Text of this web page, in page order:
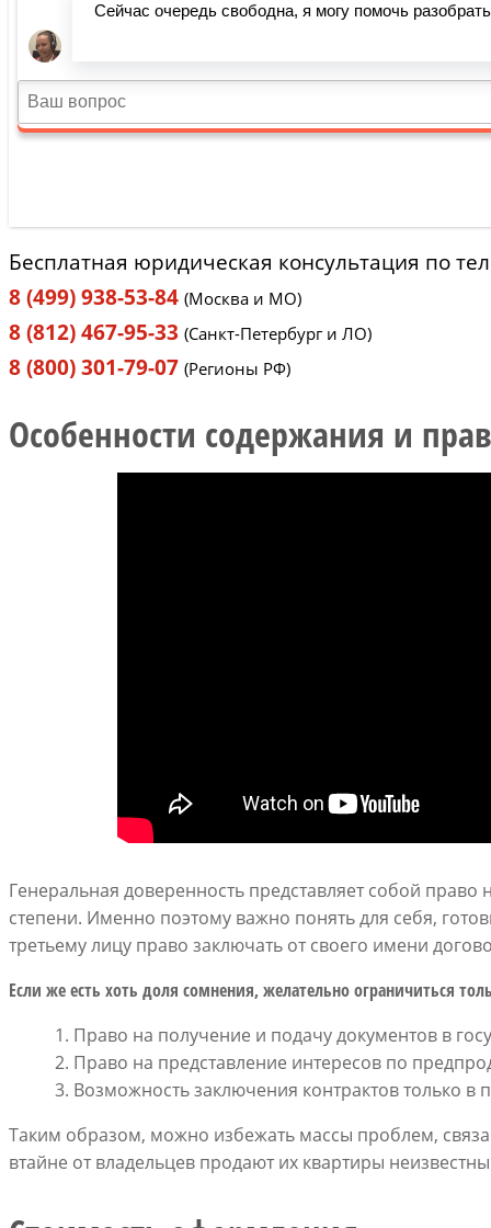
Бесплатная юридическая консультация по
8 (499) 938-53-84 (Москва и МО)
8 (812) 467-95-33 (Санкт-Петербург и ЛО)
8 (800) 301-79-07 (Регионы РФ)
Особенности содержания и
Генеральная доверенность представляет собой
степени. Именно поэтому важно понять для себя,
третьему лицу право заключать от своего имени
Если же есть хоть доля сомнения, желательно ограничиться
Право на получение и подачу документов в
Право на представление интересов по
Возможность заключения контрактов только в
Таким образом, можно избежать массы проблем,
втайне от владельцев продают их квартиры